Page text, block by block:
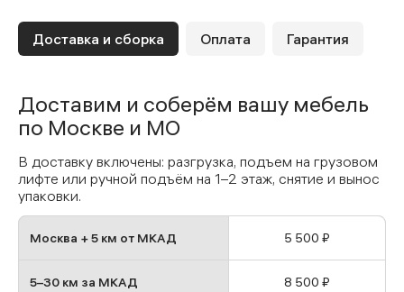
Доставка и сборка Оплата Гарантия
Доставим и соберём вашу мебель
по Москве и МО
В доставку включены: разгрузка, подъем на грузовом
лифте или ручной подъём на 1–2 этаж, снятие и вынос
упаковки.
Москва + 5 км от МКАД
5–30 км за МКАД
5 500 ₽
8 500 ₽